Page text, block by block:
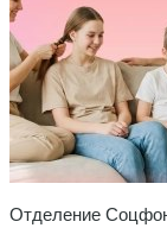
Отделение